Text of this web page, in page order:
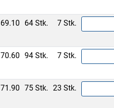
69.10 64 Stk. 7 Stk.
70.60 94 Stk. 7 Stk.
71.90 75 Stk. 23 Stk.